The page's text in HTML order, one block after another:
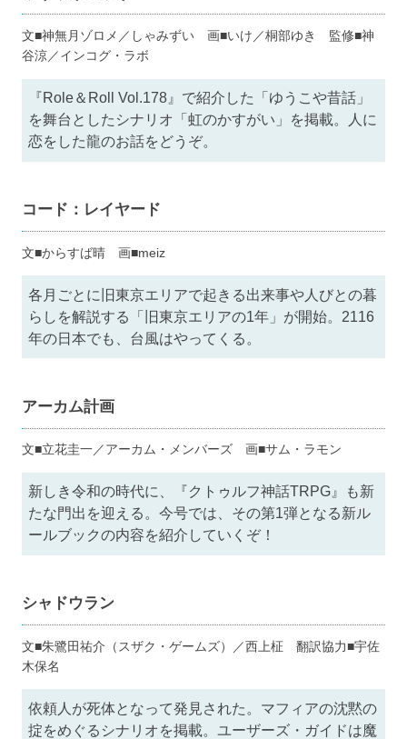
文■神無月ゾロメ／しゃみずい 画■いけ／桐部ゆき 監修■神
谷涼／インコグ・ラボ
『Role＆Roll Vol.178』で紹介した「ゆうこや昔話」
を舞台としたシナリオ「虹のかすがい」を掲載。人に
恋をした龍のお話をどうぞ。
コード：レイヤード
文■からすば晴 画■meiz
各月ごとに旧東京エリアで起きる出来事や人びとの暮
らしを解説する「旧東京エリアの1年」が開始。2116
年の日本でも、台風はやってくる。
アーカム計画
文■立花圭一／アーカム・メンバーズ 画■サム・ラモン
新しき令和の時代に、『クトゥルフ神話TRPG』も新
たな門出を迎える。今号では、その第1弾となる新ル
ールブックの内容を紹介していくぞ！
シャドウラン
文■朱鷺田祐介（スザク・ゲームズ）／西上柾 翻訳協力■宇佐
木保名
依頼人が死体となって発見された。マフィアの沈黙の
掟をめぐるシナリオを掲載。ユーザーズ・ガイドは魔